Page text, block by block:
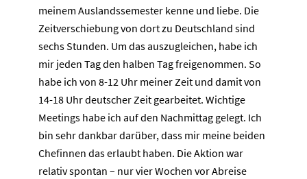
meinem Auslandssemester kenne und liebe. Die
Zeitverschiebung von dort zu Deutschland sind
sechs Stunden. Um das auszugleichen, habe ich
mir jeden Tag den halben Tag freigenommen. So
habe ich von 8-12 Uhr meiner Zeit und damit von
14-18 Uhr deutscher Zeit gearbeitet. Wichtige
Meetings habe ich auf den Nachmittag gelegt. Ich
bin sehr dankbar darüber, dass mir meine beiden
Chefinnen das erlaubt haben. Die Aktion war
relativ spontan – nur vier Wochen vor Abreise